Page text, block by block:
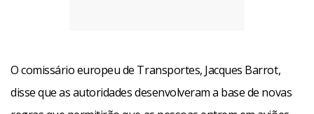
O comissário europeu de Transportes, Jacques Barrot,
disse que as autoridades desenvolveram a base de novas